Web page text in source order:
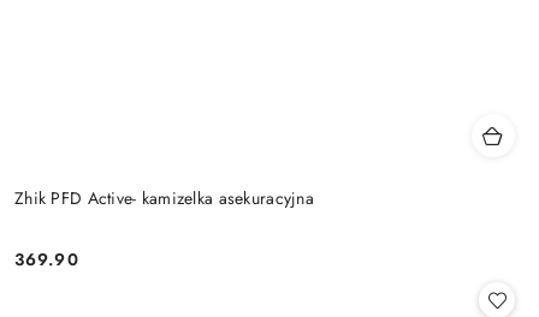
Zhik PFD Active- kamizelka asekuracyjna
Cena:
369.90